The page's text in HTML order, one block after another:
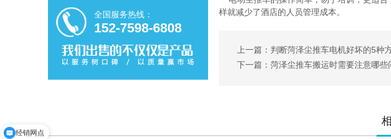
全国服务热线：
152-7598-6808
样就减少了酒店的人员管理成本。
上一篇：判断菏泽尘推车电机好坏的5种
下一篇：菏泽尘推车搬运时需要注意哪些
经销网点